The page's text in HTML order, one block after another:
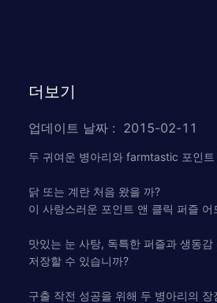
더보기
업데이트 날짜 : 2015-02-11
두 귀여운 병아리와 farmtastic 포인
닭 또는 계란 처음 왔을 까?
이 사랑스러운 포인트 앤 클릭 퍼즐
맛있는 눈 사탕, 독특한 퍼즐과 생동
저장할 수 있습니까?
구출 작전 성공을 위해 두 병아리의 장